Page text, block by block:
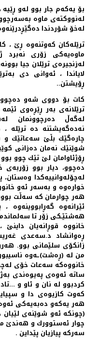
بۆ یه‌كه‌م جار بوو له‌و
له‌نووكته‌ی ماوه‌
له‌خۆ شۆردندا
ترێله‌كان كه‌وتنه‌وه‌ ڕێ
ماوه‌یه‌كی زۆری نه‌برد
له‌زنجیره‌ی ترێلان‌ جیا
لایاندا ، ئه‌وانی دی
ڕۆیشتن..
كات بۆ دووی شه‌و
ترێلانه‌ی به‌ر ڕێڕه‌وی
له‌گه‌ڵ ده‌رچوونمان
نه‌ده‌گه‌یشتنه‌ ده‌ ترێله
چاره‌گێك بڵێ سه‌عاتێك و
شوێنێك نه‌مان ده‌زانی
ڕۆژئاوامان لێ تێك چوو
ده‌چوو، دیار بوو زۆربه‌ی
له‌چۆله‌وانییه‌كدا
خواره‌وه‌ و به‌سه‌ر ئه‌و
هه‌ر چوارمان كه‌ سه‌ڵت
ئێرانه‌وه‌
هه‌شتێـكی زۆر تا
خانووه‌ قوڕانه‌یان
ڕه‌وانشاد د.سه‌عدی
زانكۆی سلێمانی بوو.
من له‌ (ڕه‌شت)ـه‌وه‌
خانووه‌كه‌ سه‌عات خۆی
ساته‌ ئه‌وه‌ی په‌یوه‌ندی
كردبوو له‌ نان و ئاو و
كه‌وت كازیوه‌ی دا و
هه‌ر یه‌كه‌و ده‌به‌یه‌كی
(چونكه‌ ئه‌و شوێنه‌ی
چوار ئه‌ستوورك و هه‌ندێ
سه‌ركه‌ پیازیان پێداین .